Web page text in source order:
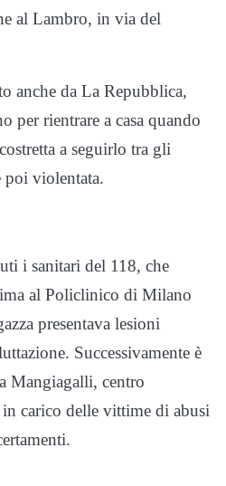
al Lambro, in via del
anche da La Repubblica,
per rientrare a casa quando
a seguirlo tra gli
poi violentata.
i sanitari del 118, che
al Policlinico di Milano
presentava lesioni
Successivamente è
Mangiagalli, centro
in carico delle vittime di abusi